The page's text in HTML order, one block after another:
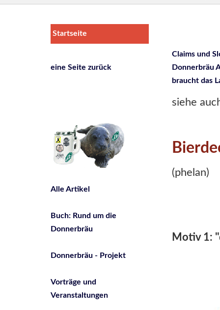
Startseite
eine Seite zurück
Alle Artikel
Buch: Rund um die
Donnerbräu
Donnerbräu - Projekt
Vorträge und
Veranstaltungen
Claims und
Donnerbräu
braucht das
siehe
(phelan)
Motiv 1: